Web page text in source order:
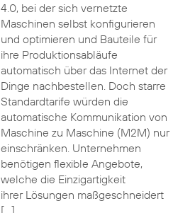
4.0, bei der sich vernetzte
Maschinen selbst konfigurieren
und optimieren und Bauteile für
ihre Produktionsabläufe
automatisch über das Internet der
Dinge nachbestellen. Doch starre
Standardtarife würden die
automatische Kommunikation von
Maschine zu Maschine (M2M) nur
einschränken. Unternehmen
benötigen flexible Angebote,
welche die Einzigartigkeit
ihrer Lösungen maßgeschneidert
[…]